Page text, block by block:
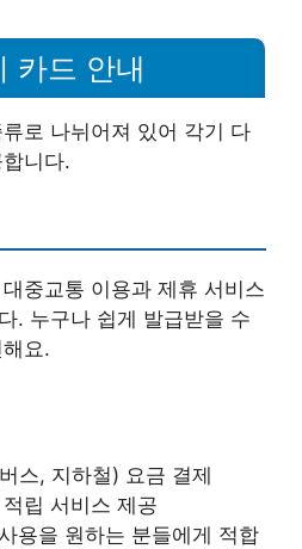
카드 안내
로 나뉘어져 있어 각기 다
니다.
중교통 이용과 제휴 서비스
. 누구나 쉽게 발급받을 수
요.
스, 지하철) 요금 결제
립 서비스 제공
용을 원하는 분들에게 적합